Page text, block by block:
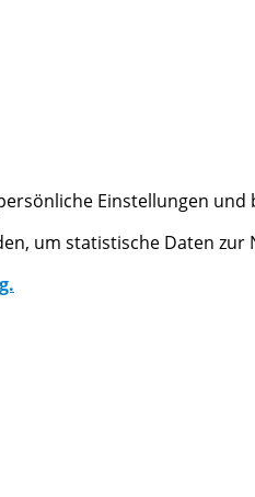
Einstellungen und
um statistische Daten